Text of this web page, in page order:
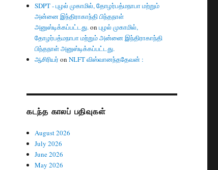
SDPT - புழல் முகாமில், தோழர்பத்மநாபா மற்றும்
அன்னை இந்திராகாந்தி பிந்தநாள்
அனுஸ்டிக்கப்பட்டது.onபுழல் முகாமில்,
தோழர்பத்மநாபா மற்றும் அன்னை இந்திராகாந்தி
பிந்தநாள் அனுஸ்டிக்கப்பட்டது.
ஆசிரியர் onNLFT விஸ்வானந்ததேவன் :
கடந்த காலப் பதிவுகள்
August 2026
July 2026
June 2026
May 2026